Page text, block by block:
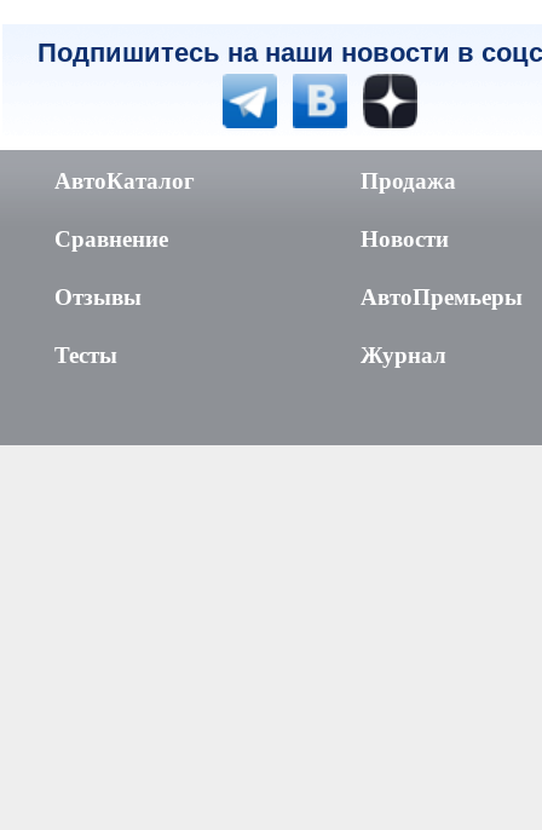
Подпишитесь на наши новости в
АвтоКаталог
Сравнение
Отзывы
Тесты
Продажа
Новости
АвтоПремьеры
Журнал